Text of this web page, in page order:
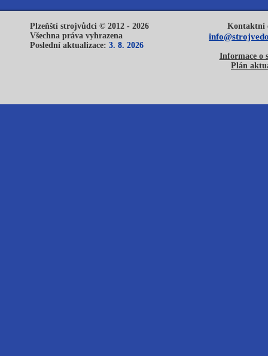
Plzeňští strojvůdci © 2012 - 2026
Všechna práva vyhrazena
Poslední aktualizace: 3. 8. 2026
Kontaktní
Informace o
Plán